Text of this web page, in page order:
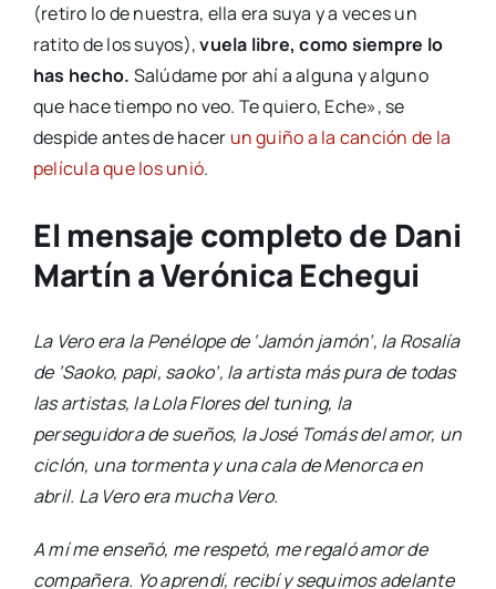
(retiro lo de nuestra, ella era suya y a veces un
ratito de los suyos),vuela libre, como siempre lo
has hecho. Salúdame por ahí a alguna y alguno
que hace tiempo no veo. Te quiero, Eche», se
despide antes de hacer un guiño a la canción de la
película que los unió.
El mensaje completo de Dani
Martín a Verónica Echegui
La Vero era la Penélope de ‘Jamón jamón’, la Rosalía
de ‘Saoko, papi, saoko’, la artista más pura de todas
las artistas, la Lola Flores del tuning, la
perseguidora de sueños, la José Tomás del amor, un
ciclón, una tormenta y una cala de Menorca en
abril. La Vero era mucha Vero.
A mí me enseñó, me respetó, me regaló amor de
compañera. Yo aprendí, recibí y seguimos adelante